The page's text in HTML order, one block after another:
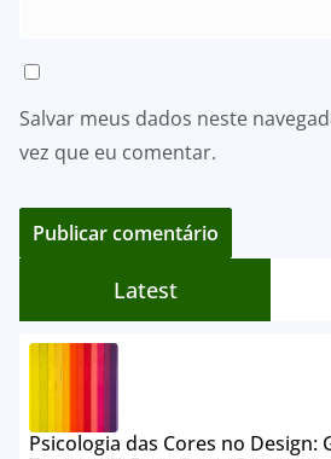
Salvar meus dados neste
vez que eu comentar.
Latest
Psicologia das Cores no Design: